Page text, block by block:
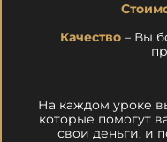
Качество – Вы
На каждом уроке
которые помогут
свои деньги, и